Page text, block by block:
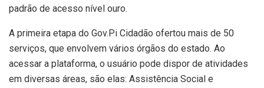
padrão de acesso nível ouro.
A primeira etapa do Gov.Pi Cidadão ofertou mais de 50
serviços, que envolvem vários órgãos do estado. Ao
acessar a plataforma, o usuário pode dispor de atividades
em diversas áreas, são elas: Assistência Social e